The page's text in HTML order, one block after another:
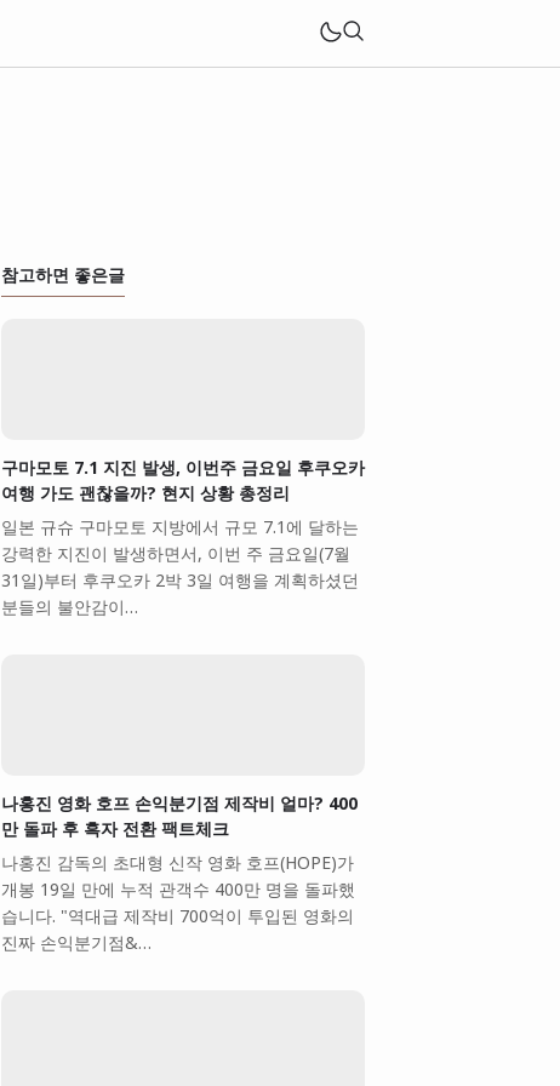
참고하면 좋은글
구마모토 7.1 지진 발생, 이번주 금요일 후쿠오카
여행 가도 괜찮을까? 현지 상황 총정리
일본 규슈 구마모토 지방에서 규모 7.1에 달하는
강력한 지진이 발생하면서, 이번 주 금요일(7월
31일)부터 후쿠오카 2박 3일 여행을 계획하셨던
분들의 불안감이…
나홍진 영화 호프 손익분기점 제작비 얼마? 400
만 돌파 후 흑자 전환 팩트체크
나홍진 감독의 초대형 신작 영화 호프(HOPE)가
개봉 19일 만에 누적 관객수 400만 명을 돌파했
습니다. "역대급 제작비 700억이 투입된 영화의
진짜 손익분기점&…